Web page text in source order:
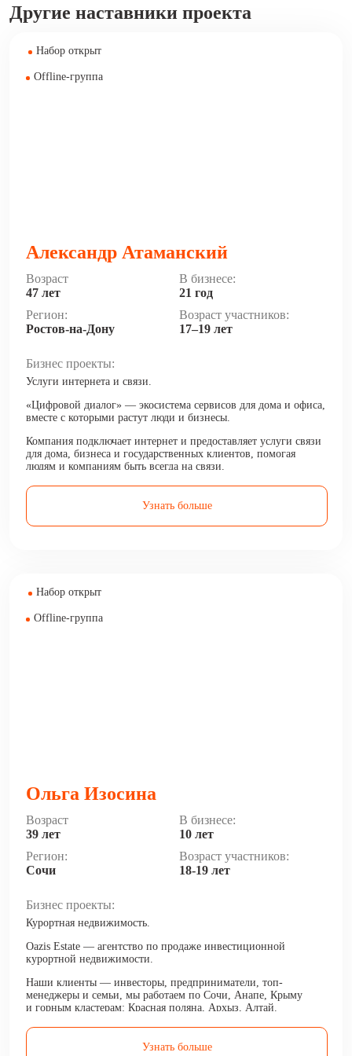
Другие наставники проекта
Набор открыт
Offline-группа
Александр Атаманский
Возраст
47 лет
В бизнесе:
21 год
Регион:
Ростов-на-Дону
Возраст участников:
17–19 лет
Бизнес проекты:
Услуги интернета и связи.
«Цифровой диалог» — экосистема сервисов для дома и офиса,
вместе с которыми растут люди и бизнесы.
Компания подключает интернет и предоставляет услуги связи
для дома, бизнеса и государственных клиентов, помогая
людям и компаниям быть всегда на связи.
Узнать больше
Набор открыт
Offline-группа
Ольга Изосина
Возраст
39 лет
В бизнесе:
10 лет
Регион:
Сочи
Возраст участников:
18-19 лет
Бизнес проекты:
Курортная недвижимость.
Oazis Estate — агентство по продаже инвестиционной
курортной недвижимости.
Наши клиенты — инвесторы, предприниматели, топ-
менеджеры и семьи, мы работаем по Сочи, Анапе, Крыму
и горным кластерам: Красная поляна, Архыз, Алтай.
и доход.
Узнать больше